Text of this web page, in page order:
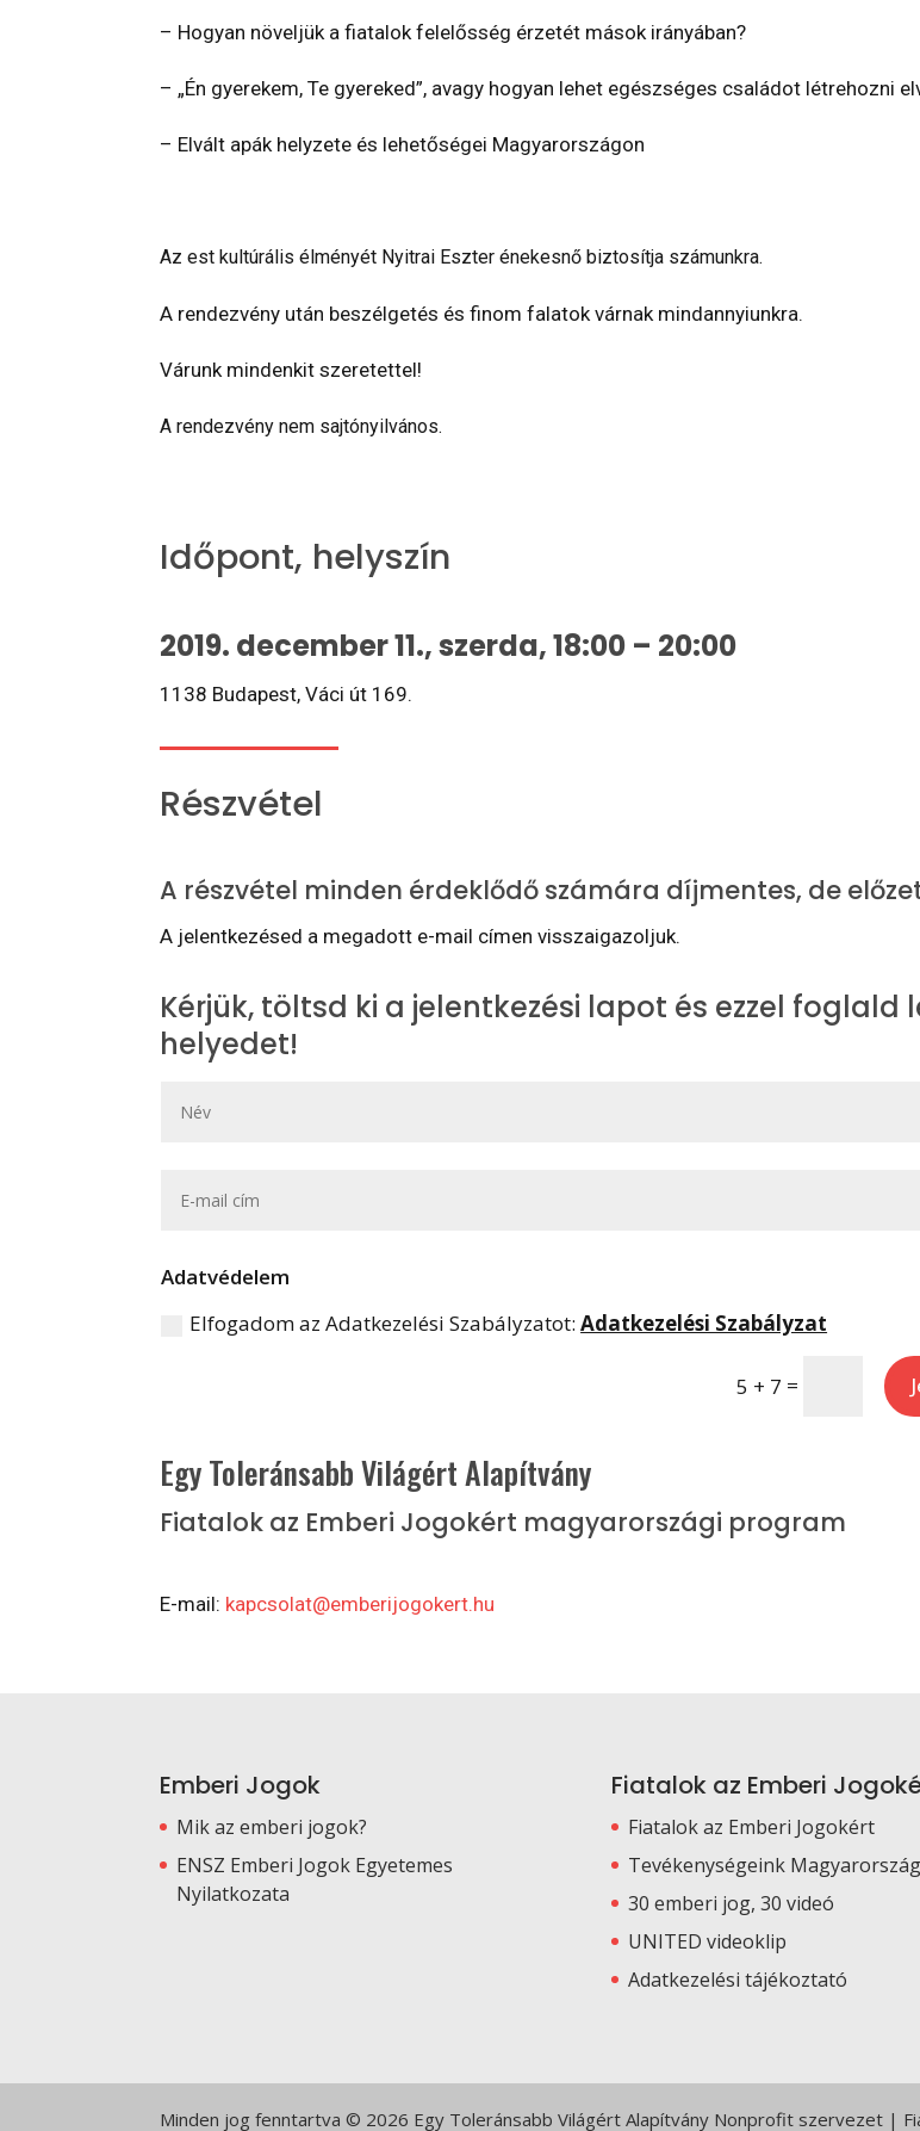
– Hogyan növeljük a fiatalok felelősség érzetét mások irányában?
– „Én gyerekem, Te gyereked”, avagy hogyan lehet egészséges családot létrehozni
– Elvált apák helyzete és lehetőségei Magyarországon
Az est kultúrális élményét Nyitrai Eszter énekesnő biztosítja számunkra.
A rendezvény után beszélgetés és finom falatok várnak mindannyiunkra.
Várunk mindenkit szeretettel!
A rendezvény nem sajtónyilvános.
Időpont, helyszín
2019. december 11., szerda, 18:00 – 20:00
1138 Budapest, Váci út 169.
Részvétel
A részvétel minden érdeklődő számára díjmentes, de
A jelentkezésed a megadott e-mail címen visszaigazoljuk.
Kérjük, töltsd ki a jelentkezési lapot és ezzel foglald
helyedet!
Adatvédelem
Elfogadom az Adatkezelési Szabályzatot:Adatkezelési Szabályzat
5 + 7 =
Egy Toleránsabb Világért Alapítvány
Fiatalok az Emberi Jogokért magyarországi program
E-mail: kapcsolat@emberijogokert.hu
Emberi Jogok
Mik az emberi jogok?
ENSZ Emberi Jogok Egyetemes
Nyilatkozata
Fiatalok az Emberi
Fiatalok az Emberi Jogokért
Tevékenységeink
30 emberi jog, 30 videó
UNITED videoklip
Adatkezelési tájékoztató
Minden jog fenntartva © 2026 Egy Toleránsabb Világért Alapítvány Nonprofit szervezet |